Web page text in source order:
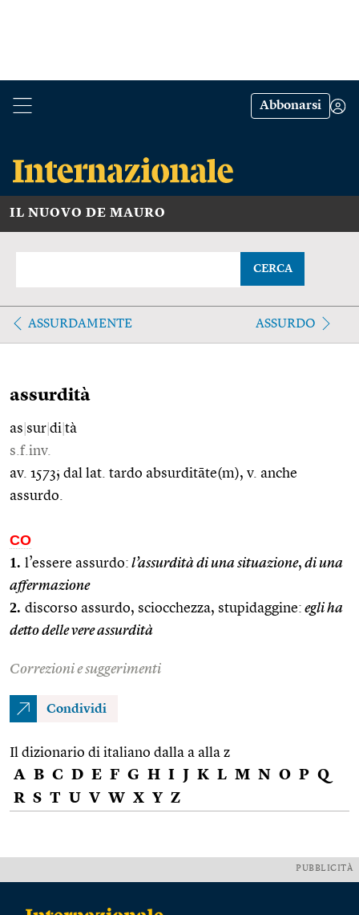
Abbonarsi
IL NUOVO DE MAURO
CERCA
ASSURDAMENTE ASSURDO
assurdità
as sur di tà
s.f.inv.
av. 1573; dal lat. tardo absurditāte(m), v. anche
assurdo.
CO
1. l’essere assurdo: l’assurdità di una situazione, di una
affermazione
2. discorso assurdo, sciocchezza, stupidaggine: egli ha
detto delle vere assurdità
Correzioni e suggerimenti
Condividi
Il dizionario di italiano dalla a alla z
A B C D E F G H I J K L M N O P Q
R S T U V W X Y Z
PUBBLICITÀ